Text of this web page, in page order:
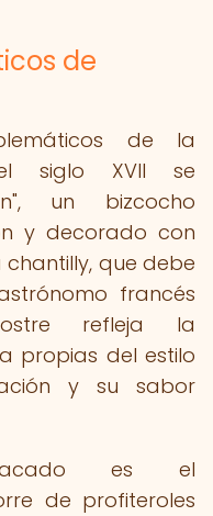
de
de la
siglo XVII se
un bizcocho
y decorado con
que debe
francés
refleja la
propias del estilo
y su sabor
es el
de profiteroles